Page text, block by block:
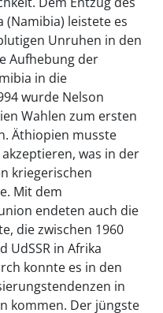
(Namibia) leistete es
Unruhen in den
Aufhebung der
in die
wurde Nelson
Wahlen zum ersten
Äthiopien musste
was in der
kriegerischen
Mit dem
endeten auch die
die zwischen 1960
UdSSR in Afrika
konnte es in den
in
kommen. Der jüngste